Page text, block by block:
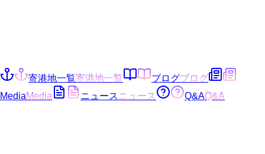
寄港地一覧寄港地一覧 ブログブログ
MediaMedia ニュース ニュース Q&AQ&A